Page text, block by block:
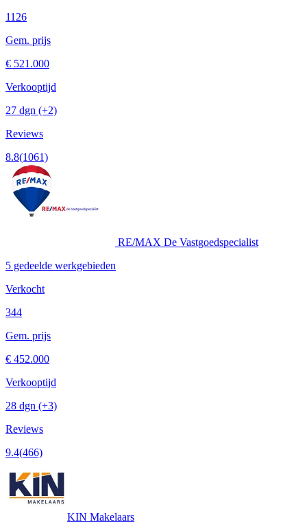
1126
Gem. prijs
€ 521.000
Verkooptijd
27 dgn (+2)
Reviews
8.8(1061)
RE/MAX De Vastgoedspecialist
5 gedeelde werkgebieden
Verkocht
344
Gem. prijs
€ 452.000
Verkooptijd
28 dgn (+3)
Reviews
9.4(466)
KIN Makelaars